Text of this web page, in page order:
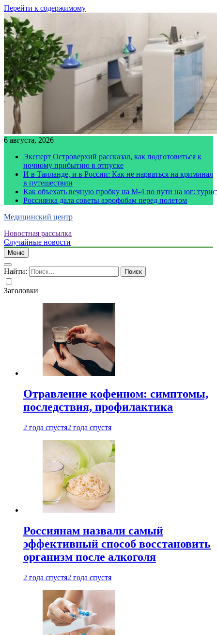
Перейти к содержимому
6 августа, 2026
Эксперт Островерхий рассказал, как подготовиться к
ночному прибытию в отпуске
И в Таиланде, и в России: Как не нарваться на криминал
в путешествии
Как объехать вечную пробку на М-4 по пути на юг:
Россиянка дала советы аэрофобам перед полетом
Медицинский центр
Новостная рассылка
Случайные новости
Меню
Найти:
Заголовки
Отравление кофеином: симптомы,
последствия, профилактика
2 года спустя2 года спустя
Россиянам назвали самый
эффективный способ восстановить
организм после алкоголя
2 года спустя2 года спустя